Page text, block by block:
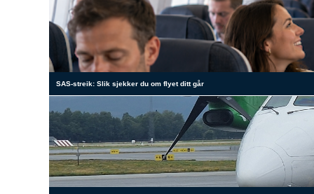
SAS-streik: Slik sjekker du om flyet ditt går